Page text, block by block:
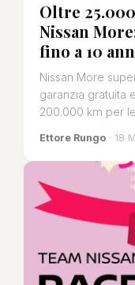
Oltre
Nissan
fino a 10
Nissan More
garanzia gratuita
200.000 km per
Ettore Rungo · 18